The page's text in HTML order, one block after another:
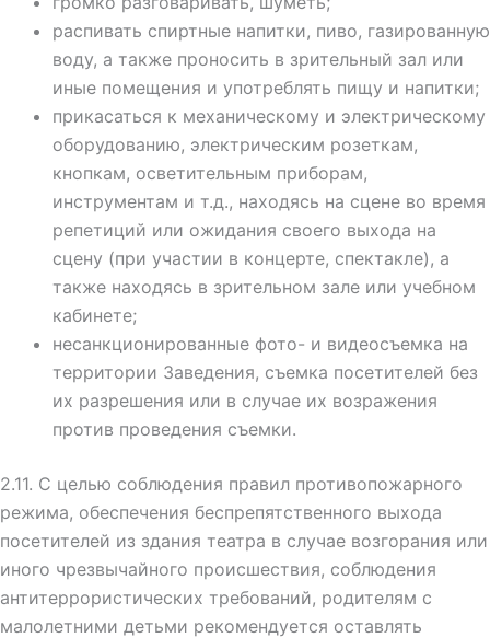
распивать спиртные напитки, пиво, газированную
воду, а также проносить в зрительный зал или
иные помещения и употреблять пищу и напитки;
прикасаться к механическому и электрическому
оборудованию, электрическим розеткам,
кнопкам, осветительным приборам,
инструментам и т.д., находясь на сцене во время
репетиций или ожидания своего выхода на
сцену (при участии в концерте, спектакле), а
также находясь в зрительном зале или учебном
кабинете;
несанкционированные фото- и видеосъемка на
территории Заведения, съемка посетителей без
их разрешения или в случае их возражения
против проведения съемки.
2.11. С целью соблюдения правил противопожарного
режима, обеспечения беспрепятственного выхода
посетителей из здания театра в случае возгорания или
иного чрезвычайного происшествия, соблюдения
антитеррористических требований, родителям с
малолетними детьми рекомендуется оставлять